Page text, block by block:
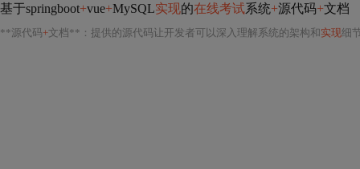
基于springboot+vue+MySQL实现的在线考试系统+源代码+文档
**源代码+文档**：提供的源代码让开发者可以深入理解系统的架构和实现细节，